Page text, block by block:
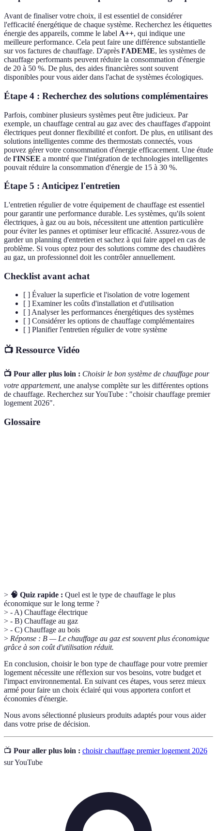
Avant de finaliser votre choix, il est essentiel de considérer
l'efficacité énergétique de chaque système. Recherchez les étiquettes
énergie des appareils, comme le label A++, qui indique une
meilleure performance. Cela peut faire une différence substantielle
sur vos factures de chauffage. D'après l'ADEME, les systèmes de
chauffage performants peuvent réduire la consommation d'énergie
de 20 à 50 %. De plus, des aides financières sont souvent
disponibles pour vous aider dans l'achat de systèmes écologiques.
Étape 4 : Recherchez des solutions complémentaires
Parfois, combiner plusieurs systèmes peut être judicieux. Par
exemple, un chauffage central au gaz avec des chauffages d'appoint
électriques peut donner flexibilité et confort. De plus, en utilisant des
solutions intelligentes comme des thermostats connectés, vous
pouvez gérer votre consommation d'énergie efficacement. Une étude
de l'INSEE a montré que l'intégration de technologies intelligentes
pouvait réduire la consommation d'énergie de 15 à 30 %.
Étape 5 : Anticipez l'entretien
L'entretien régulier de votre équipement de chauffage est essentiel
pour garantir une performance durable. Les systèmes, qu'ils soient
électriques, à gaz ou au bois, nécessitent une attention particulière
pour éviter les pannes et optimiser leur efficacité. Assurez-vous de
garder un planning d'entretien et sachez à qui faire appel en cas de
problème. Si vous optez pour des solutions comme des chaudières
au gaz, un professionnel doit les contrôler annuellement.
Checklist avant achat
[ ] Évaluer la superficie et l'isolation de votre logement
[ ] Examiner les coûts d'installation et d'utilisation
[ ] Analyser les performances énergétiques des systèmes
[ ] Considérer les options de chauffage complémentaires
[ ] Planifier l'entretien régulier de votre système
📺 Ressource Vidéo
📺 Pour aller plus loin : Choisir le bon système de chauffage pour
votre appartement, une analyse complète sur les différentes options
de chauffage. Recherchez sur YouTube : "choisir chauffage premier
logement 2026".
Glossaire
> 🧠 Quiz rapide : Quel est le type de chauffage le plus
économique sur le long terme ?
> - A) Chauffage électrique
> - B) Chauffage au gaz
> - C) Chauffage au bois
> Réponse : B — Le chauffage au gaz est souvent plus économique
grâce à son coût d'utilisation réduit.
En conclusion, choisir le bon type de chauffage pour votre premier
logement nécessite une réflexion sur vos besoins, votre budget et
l'impact environnemental. En suivant ces étapes, vous serez mieux
armé pour faire un choix éclairé qui vous apportera confort et
économies d'énergie.
Nous avons sélectionné plusieurs produits adaptés pour vous aider
dans votre prise de décision.
📺 Pour aller plus loin : choisir chauffage premier logement 2026
sur YouTube